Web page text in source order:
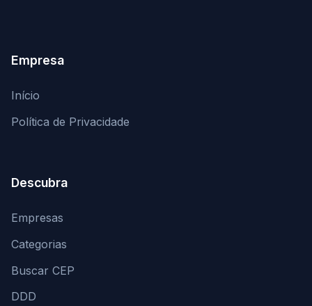
Empresa
Início
Política de Privacidade
Descubra
Empresas
Categorias
Buscar CEP
DDD